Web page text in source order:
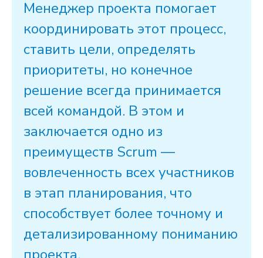
Менеджер проекта помогает
координировать этот процесс,
ставить цели, определять
приоритеты, но конечное
решение всегда принимается
всей командой. В этом и
заключается одно из
преимуществ Scrum —
вовлеченность всех участников
в этап планирования, что
способствует более точному и
детализированному пониманию